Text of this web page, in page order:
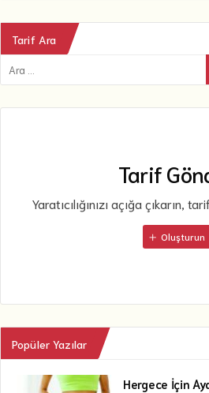
Tarif Ara
Tarif
Yaratıcılığınızı açığa çıkarın,
Oluşturun
Popüler Yazılar
Hergece İçin